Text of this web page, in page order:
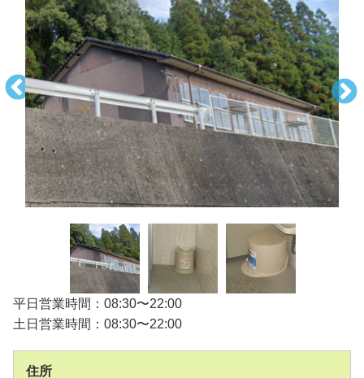
平日営業時間：08:30〜22:00
土日営業時間：08:30〜22:00
住所